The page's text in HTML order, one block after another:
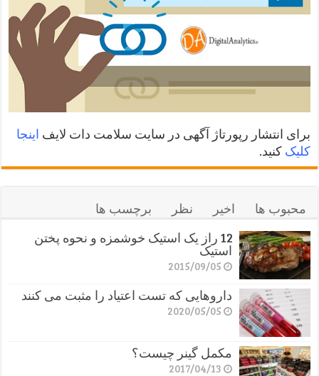
برای انتشار رپورتاژ آگهی در سایت سلامت دات لایف اینجا
کلیک کنید.
محبوب ها اخیر نظر
برچسب ها
12 راز یک استیک خوشمزه و نحوه پختن
استیک
2015/09/05
داروهایی که تست اعتیاد را مثبت می کنند
2020/05/05
مکمل گینر چیست؟
2017/04/13